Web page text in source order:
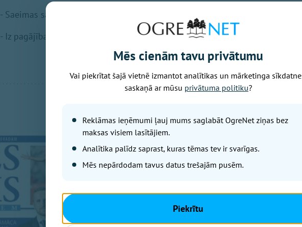
- Saeimas saruniņas. Kas 100 gudrajiem tribīnē un uz mēles
- Iz pagājības. 1939. gads. Miris eksprezidents Gustavs Zemgals
Nākamais raksts
Piektdiena, 7. augusts, 2026 08:52
Laikraksta
numurā
– Ķeipenē noslēdzas
– Bezmaksas TV būs arī
Mēs cienām tavu privātumu
Vai piekrītat šajā vietnē izmantot analītikas un mārketinga
saskaņā ar mūsu privātuma politiku?
Reklāmas ieņēmumi ļauj mums saglabāt OgreNet ziņas bez
maksas visiem lasītājiem.
Analītika palīdz saprast, kuras tēmas tev ir svarīgas.
Mēs nepārdodam tavus datus trešajām pusēm.
Piekrītu